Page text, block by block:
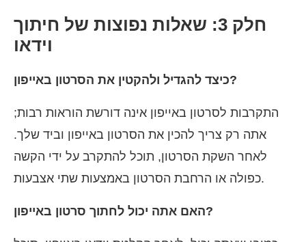
חלק 3: שאלות נפוצות של חיתוך
וידאו
כיצד להגדיל ולהקטין את הסרטון באייפון?
התקרבות לסרטון באייפון אינה דורשת הוראות רבות;
אתה רק צריך להכין את הסרטון באייפון וביד שלך.
לאחר השקת הסרטון, תוכל להתקרב על ידי הקשה
כפולה או הרחבת הסרטון באמצעות שתי אצבעות.
האם אתה יכול לחתוך סרטון באייפון?